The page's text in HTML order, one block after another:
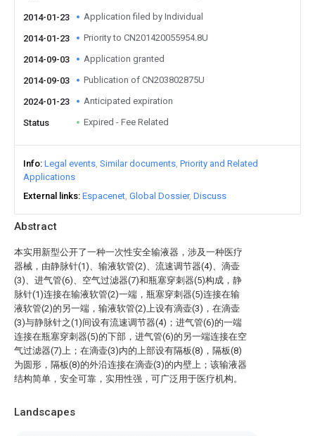
Abstract
本实用新型公开了一种一次性安全输液器，涉及一种医疗
器械，由静脉针(1)、输液软管(2)、流速调节器(4)、滴壶
(3)、进气管(6)、空气过滤器(7)和瓶塞穿刺器(5)构成，静
脉针(1)连接在输液软管(2)一端，瓶塞穿刺器(5)连接在输
液软管(2)的另一端，输液软管(2)上设有滴壶(3)，在滴壶
(3)与静脉针之(1)间设有流速调节器(4)；进气管(6)的一端
连接在瓶塞穿刺器(5)的下部，进气管(6)的另一端连接在空
气过滤器(7)上；在滴壶(3)内的上部设有隔板(8)，隔板(8)
为圆形，隔板(8)的外沿连接在滴壶(3)的内壁上；该输液器
结构简单，安全可靠，实用性强，可广泛用于医疗机构。
Landscapes
2014-01-23 Application filed by Individual
2014-01-23 Priority to CN201420055954.8U
2014-09-03 Application granted
2014-09-03 Publication of CN203802875U
2024-01-23 Anticipated expiration
Status Expired - Fee Related
Info Legal events Similar documents Priority and Related
Applications
External links Espacenet Global Dossier Discuss